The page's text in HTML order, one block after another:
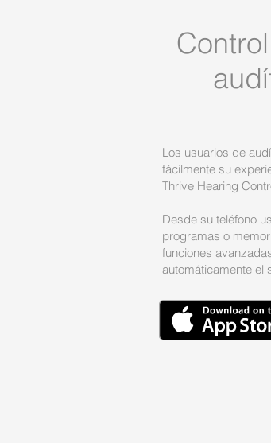
Los usuarios de
fácilmente su
Thrive Hearing
Desde su teléfono
programas o
funciones
automáticamente el